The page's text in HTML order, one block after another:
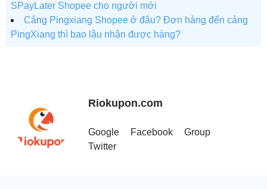
SPayLater Shopee cho người mới
Cảng Pingxiang Shopee ở đâu? Đơn hàng đến cảng
PingXiang thì bao lâu nhận được hàng?
Riokupon.com
Google Facebook
Group
Twitter